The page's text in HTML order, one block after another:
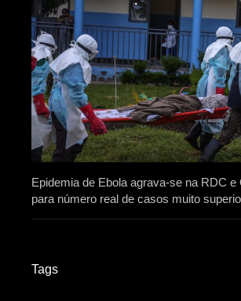
Epidemia de Ebola agrava-se na RDC e
para número real de casos muito
Tags